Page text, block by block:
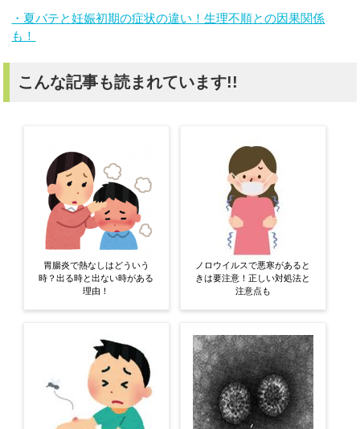
・夏バテと妊娠初期の症状の違い！生理不順との因果関係
も！
こんな記事も読まれています!!
胃腸炎で熱なしはどういう
時？出る時と出ない時がある
理由！
ノロウイルスで悪寒があると
きは要注意！正しい対処法と
注意点も